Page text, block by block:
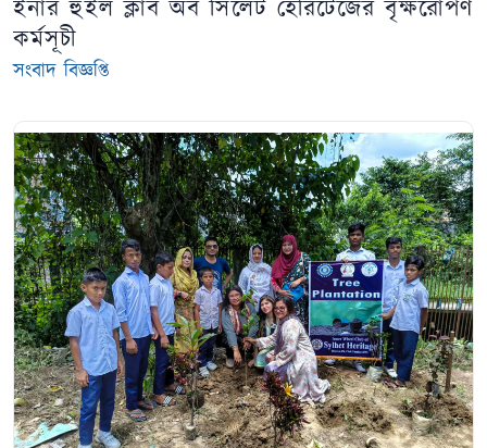
ইনার হুইল ক্লাব অব সিলেট হেরিটেজের বৃক্ষরোপণ
কর্মসূচী
সংবাদ বিজ্ঞপ্তি